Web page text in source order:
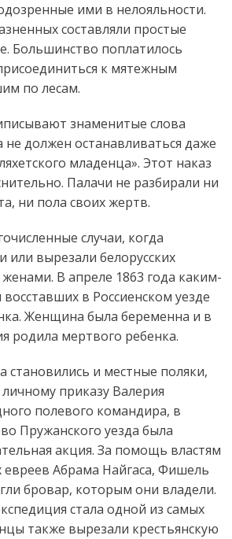
ими в нелояльности.
составляли простые
Большинство поплатилось
к мятежным
по лесам.
знаменитые слова
должен останавливаться даже
младенца». Этот наказ
Палачи не разбирали ни
ни пола своих жертв.
случаи, когда
вырезали белорусских
женами. В апреле 1863 года каким-
в Россиенском уезде
Женщина была беременна и в
родила мертвого ребенка.
становились и местные поляки,
приказу Валерия
полевого командира, в
Пружанского уезда была
акция. За помощь властям
евреев Абрама Найгаса, Фишель
бровар, которым они владели.
стала одной из самых
также вырезали крестьянскую